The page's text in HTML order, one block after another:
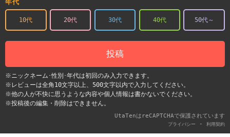
年代
10代 20代 30代 40代 50代～
投稿
※ニックネーム･性別･年代は初回のみ入力できます。
※レビューは全角10文字以上、500文字以内で入力してください。
※他の人が不快に思うような内容や個人情報は書かないでください。
※投稿後の編集・削除はできません。
UtaTenはreCAPTCHAで保護されています
プライバシー - 利用契約